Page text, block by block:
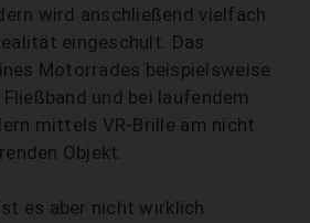
wird anschließend vielfach
eingeschult. Das
Motorrades beispielsweise
und bei laufendem
mittels VR-Brille am nicht
Objekt.
es aber nicht wirklich.